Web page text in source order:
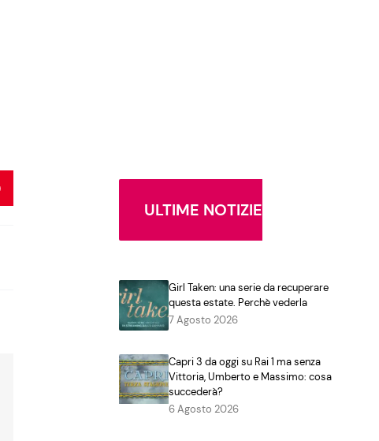
ULTIME NOTIZIE
Girl Taken: una serie da recuperare
questa estate. Perchè vederla
7 Agosto 2026
Capri 3 da oggi su Rai 1 ma senza
Vittoria, Umberto e Massimo: cosa
succederà?
6 Agosto 2026